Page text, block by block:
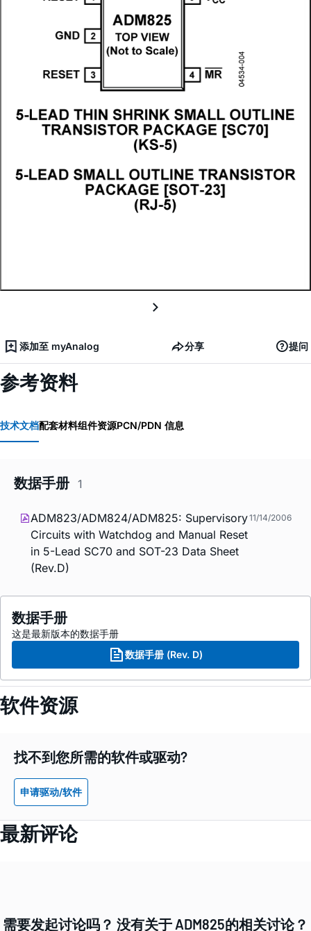
添加至 myAnalog 分享 提问
参考资料
技术文档配套材料组件资源PCN/PDN 信息
数据手册 1
ADM823/ADM824/ADM825: Supervisory
Circuits with Watchdog and Manual Reset
in 5-Lead SC70 and SOT-23 Data Sheet
(Rev.D)
11/14/2006
数据手册
这是最新版本的数据手册
数据手册 (Rev. D)
软件资源
找不到您所需的软件或驱动?
申请驱动/软件
最新评论
需要发起讨论吗？ 没有关于 ADM825的相关讨论？